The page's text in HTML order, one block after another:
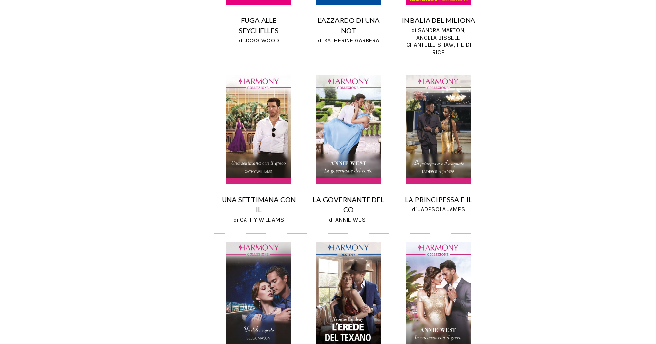
FUGA ALLE
SEYCHELLES
di JOSS WOOD
L'AZZARDO DI UNA
NOT
di KATHERINE GARBERA
IN BALIA DEL MILIONA
di SANDRA MARTON,
ANGELA BISSELL,
CHANTELLE SHAW, HEIDI
RICE
UNA SETTIMANA CON
IL
di CATHY WILLIAMS
LA GOVERNANTE DEL
CO
di ANNIE WEST
LA PRINCIPESSA E IL
di JADESOLA JAMES